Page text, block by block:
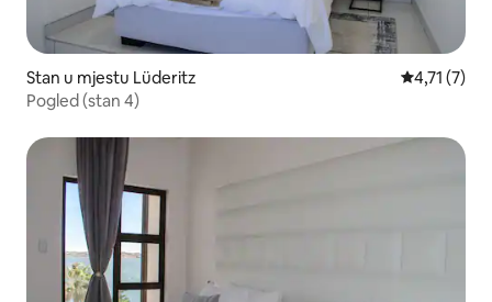
Stan u mjestu Lüderitz Prosječna
4,71 (7)
Pogled (stan 4)